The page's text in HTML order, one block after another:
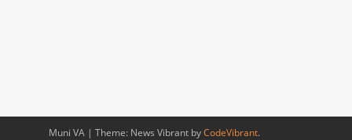
Muni VA | Theme: News Vibrant byCodeVibrant.